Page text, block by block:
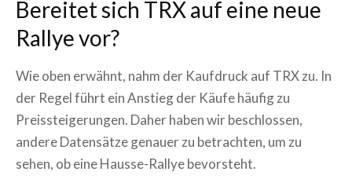
Bereitet sich TRX auf eine neue
Rallye vor?
Wie oben erwähnt, nahm der Kaufdruck auf TRX zu. In
der Regel führt ein Anstieg der Käufe häufig zu
Preissteigerungen. Daher haben wir beschlossen,
andere Datensätze genauer zu betrachten, um zu
sehen, ob eine Hausse-Rallye bevorsteht.